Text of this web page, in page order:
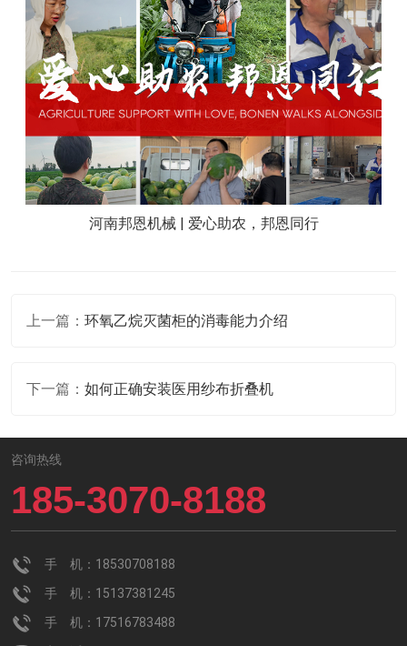
河南邦恩机械 | 爱心助农，邦恩同行
上一篇： 环氧乙烷灭菌柜的消毒能力介绍
下一篇： 如何正确安装医用纱布折叠机
咨询热线
185-3070-8188
手 机：18530708188
手 机：15137381245
手 机：17516783488